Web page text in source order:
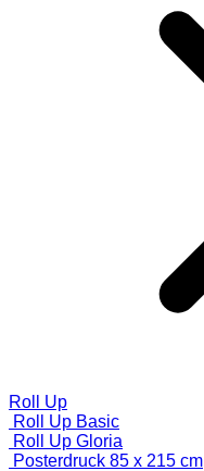
Roll Up
Roll Up Basic
Roll Up Gloria
Posterdruck 85 x 215 cm